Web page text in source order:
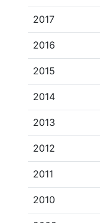
2017
2016
2015
2014
2013
2012
2011
2010